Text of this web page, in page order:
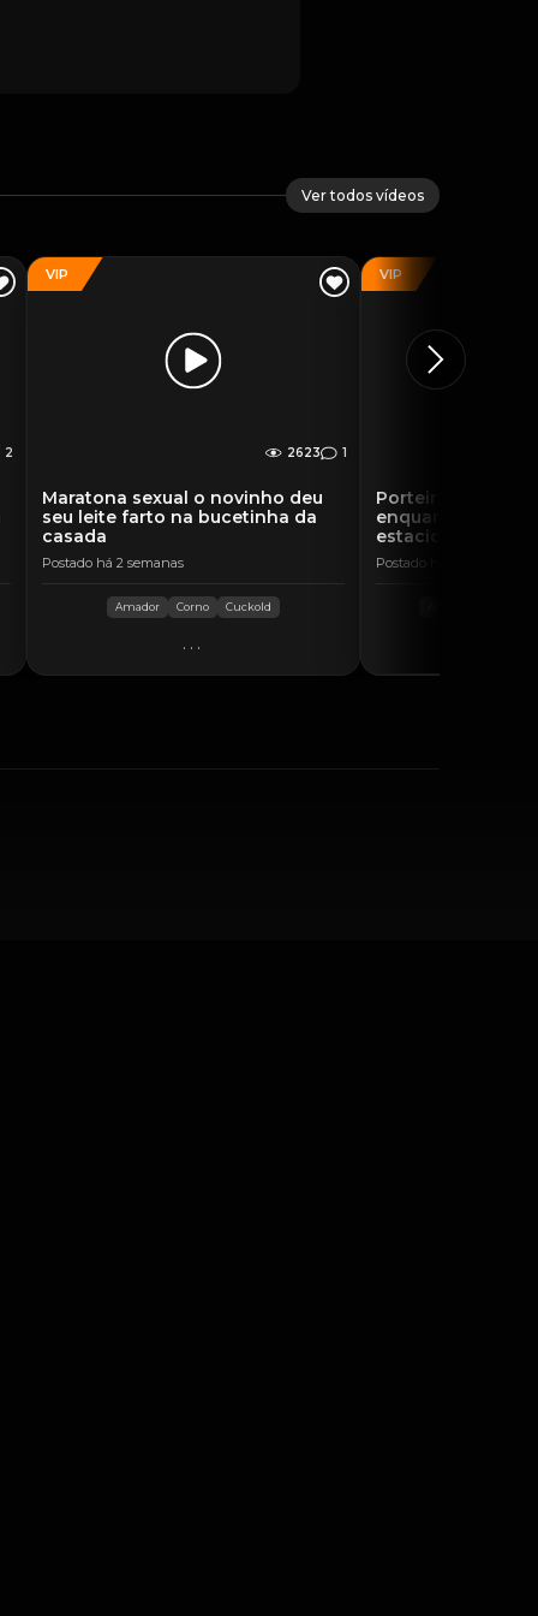
Ver todos vídeos
2
VIP
2623 1
Maratona sexual o novinho deu
seu leite farto na bucetinha da
casada
Postado há 2 semanas
Amador Corno Cuckold
...
VIP
Porteiro do hotel
enquanto fodia
estacionamento
Postado há 4 dias